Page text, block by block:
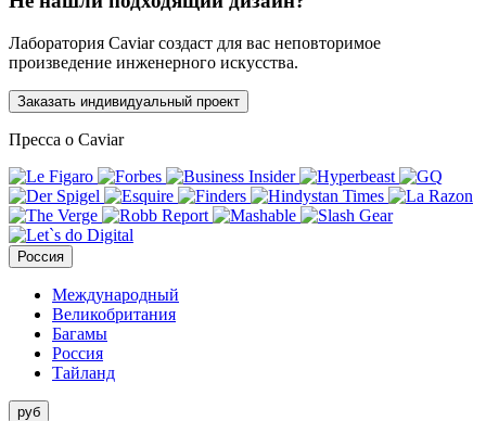
Лаборатория Caviar создаст для вас неповторимое
произведение инженерного искусства.
Заказать индивидуальный проект
Пресса о Caviar
Россия
Международный
Великобритания
Багамы
Россия
Тайланд
руб